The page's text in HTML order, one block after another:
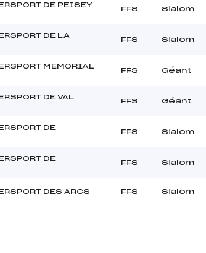
DE PEISEY
FFS Slalom
DE LA
FFS Slalom
MEMORIAL
FFS Géant
DE VAL
FFS Géant
DE
FFS Slalom
DE
FFS Slalom
DES ARCS FFS Slalom